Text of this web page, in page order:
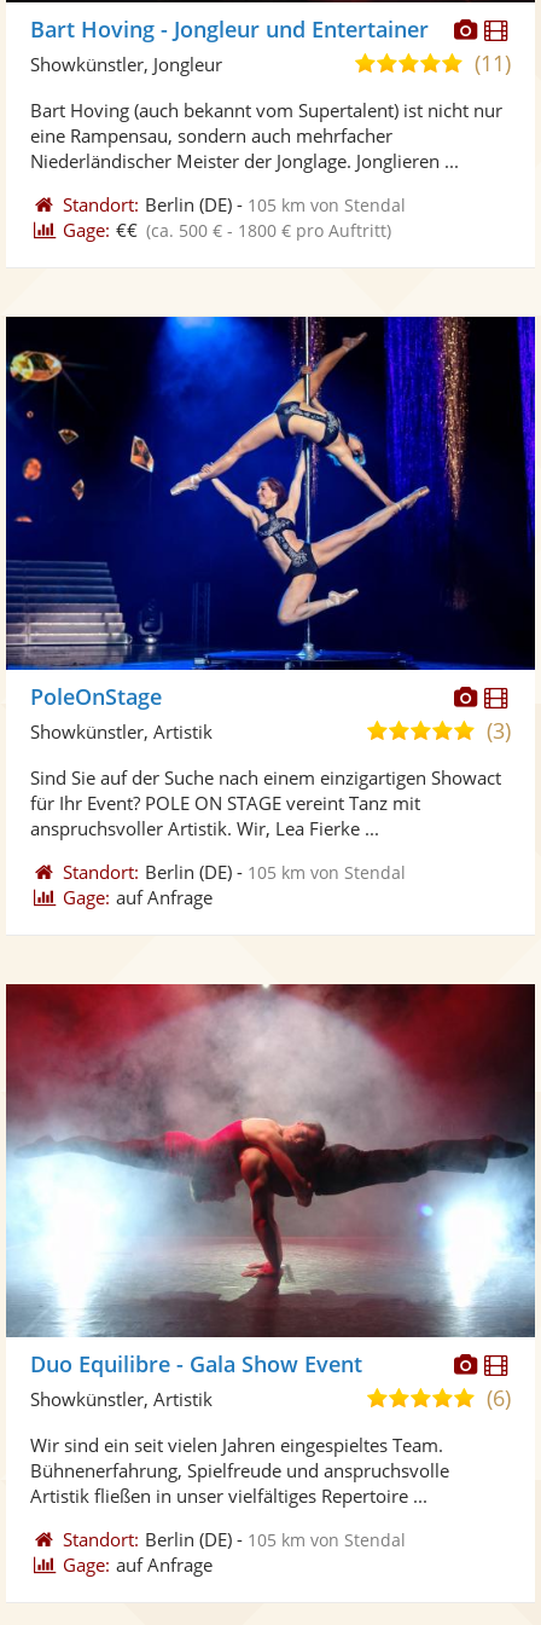
Fotos
Bart Hoving - Jongleur und Entertainer
5,0
5
(11)
Showkünstler, Jongleur
Bart Hoving (auch bekannt vom Supertalent) ist nicht nur
eine Rampensau, sondern auch mehrfacher
Niederländischer Meister der Jonglage. Jonglieren ...
Standort: Berlin (DE) - 105 km von Stendal
Gage: €€ (ca. 500 € - 1800 € pro Auftritt)
Fotos
PoleOnStage
5,0
5
(3)
Showkünstler, Artistik
Sind Sie auf der Suche nach einem einzigartigen Showact
für Ihr Event? POLE ON STAGE vereint Tanz mit
anspruchsvoller Artistik. Wir, Lea Fierke ...
Standort: Berlin (DE) - 105 km von Stendal
Gage: auf Anfrage
Duo Equilibre - Gala Show Event
5,0(6)
Showkünstler, Artistik
Wir sind ein seit vielen Jahren eingespieltes Team.
Bühnenerfahrung, Spielfreude und anspruchsvolle
Artistik fließen in unser vielfältiges Repertoire ...
Standort: Berlin (DE) - 105 km von Stendal
Gage: auf Anfrage